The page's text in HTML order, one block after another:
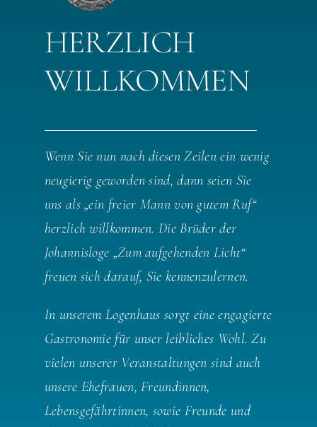
HERZLICH
WILLKOMMEN
Wenn Sie nun nach diesen Zeilen ein wenig
neugierig geworden sind, dann seien Sie
uns als „ein freier Mann von gutem Ruf“
herzlich willkommen. Die Brüder der
Johannisloge „Zum aufgehenden Licht“
freuen sich darauf, Sie kennenzulernen.
In unserem Logenhaus sorgt eine engagierte
Gastronomie für unser leibliches Wohl. Zu
vielen unserer Veranstaltungen sind auch
unsere Ehefrauen, Freundinnen,
Lebensgefährtinnen, sowie Freunde und